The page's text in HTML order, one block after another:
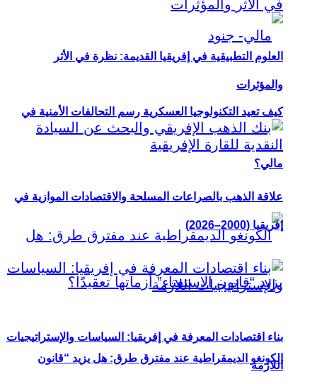
كيف تعيد التكنولوجيا العسكرية رسم التحالفات الأمنية في
مالي؟
الكونغو الديمقراطية عند مفترق طرق: هل يزيد “قانون
العلوم التطبيقية في إفريقيا القديمة: نظرة في الأثر
والمؤثرات
علاقة الذهب بالصراعات المسلحة والاقتصادات الموازية في
إفريقيا (2000–2026)
بناء اقتصادات المعرفة في إفريقيا: السياسات والإستراتيجيات
اللازمة